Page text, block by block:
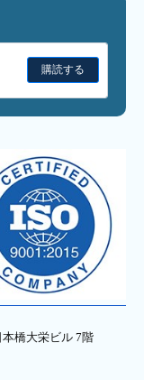
購読する
橋大栄ビル 7階